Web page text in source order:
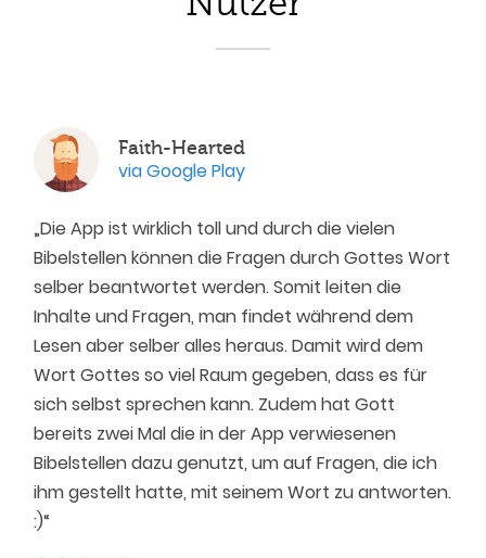
Faith-Hearted
via Google Play
„Die App ist wirklich toll und durch die vielen
Bibelstellen können die Fragen durch Gottes Wort
selber beantwortet werden. Somit leiten die
Inhalte und Fragen, man findet während dem
Lesen aber selber alles heraus. Damit wird dem
Wort Gottes so viel Raum gegeben, dass es für
sich selbst sprechen kann. Zudem hat Gott
bereits zwei Mal die in der App verwiesenen
Bibelstellen dazu genutzt, um auf Fragen, die ich
ihm gestellt hatte, mit seinem Wort zu antworten.
:)“